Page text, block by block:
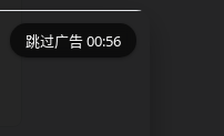
跳过广告 00:56